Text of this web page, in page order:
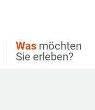
Was möchten
Sie erleben?